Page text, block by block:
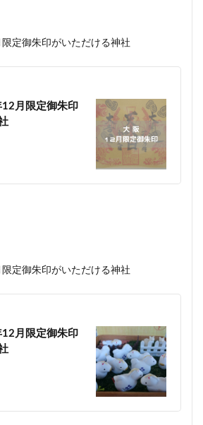
定御朱印がいただける神社
月限定御朱印
定御朱印がいただける神社
月限定御朱印